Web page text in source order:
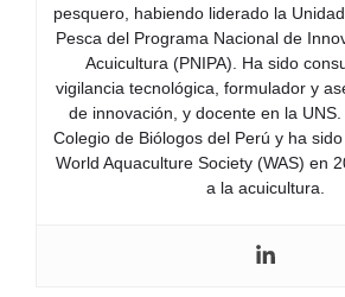
pesquero, habiendo liderado la
Pesca del Programa Nacional de
Acuicultura (PNIPA). Ha sido
vigilancia tecnológica, formulador y
de innovación, y docente en la
Colegio de Biólogos del Perú y ha
World Aquaculture Society (WAS) en
a la acuicultura.